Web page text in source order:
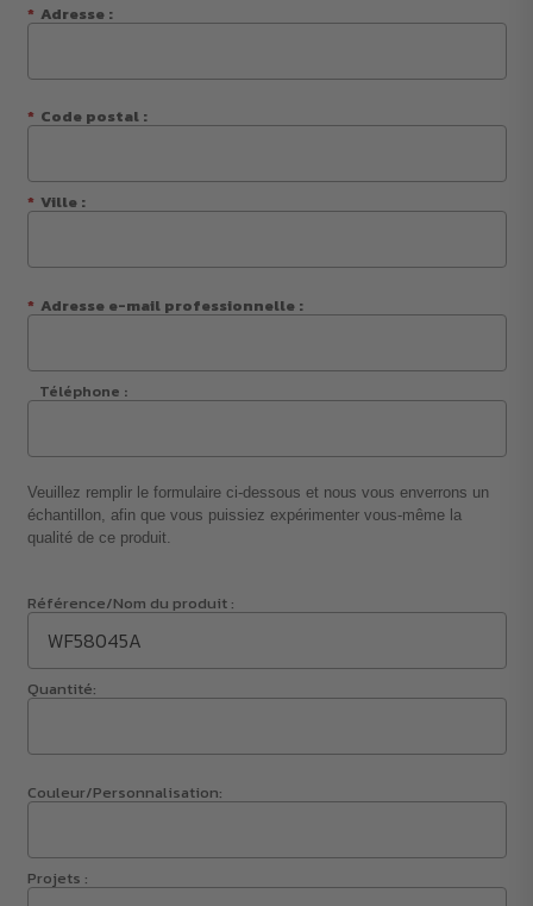
* Adresse :
* Code postal :
* Ville :
* Adresse e-mail professionnelle :
Téléphone :
Veuillez remplir le formulaire ci-dessous et nous vous enverrons un
échantillon, afin que vous puissiez expérimenter vous-même la
qualité de ce produit.
Référence/Nom du produit :
Quantité:
Couleur/Personnalisation:
Projets :